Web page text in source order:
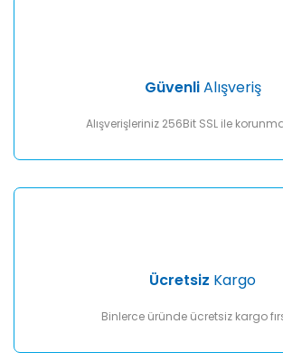
Ürün fiyatı diğer sitelerden daha pahalı.
GüvenliAlışveriş
Alışverişleriniz 256Bit SSL ile
Ücretsiz Kargo
Binlerce üründe ücretsiz kargo